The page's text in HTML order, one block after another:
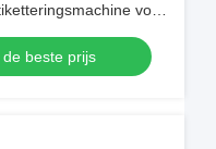
voor
de beste prijs